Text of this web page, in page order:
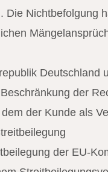
Die Nichtbefolgung
der
der Kunde als
der EU-